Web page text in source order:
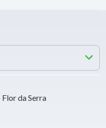
da Serra